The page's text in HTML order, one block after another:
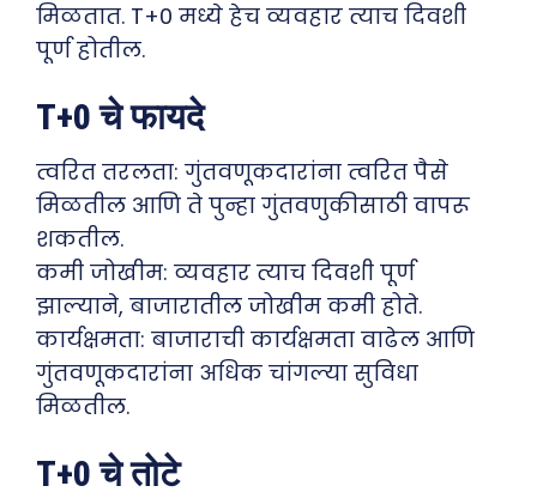
मिळतात. T+0 मध्ये हेच व्यवहार त्याच दिवशी
पूर्ण होतील.
T+0 चे फायदे
त्वरित तरलता: गुंतवणूकदारांना त्वरित पैसे
मिळतील आणि ते पुन्हा गुंतवणुकीसाठी वापरू
शकतील.
कमी जोखीम: व्यवहार त्याच दिवशी पूर्ण
झाल्याने, बाजारातील जोखीम कमी होते.
कार्यक्षमता: बाजाराची कार्यक्षमता वाढेल आणि
गुंतवणूकदारांना अधिक चांगल्या सुविधा
मिळतील.
T+0 चे तोटे